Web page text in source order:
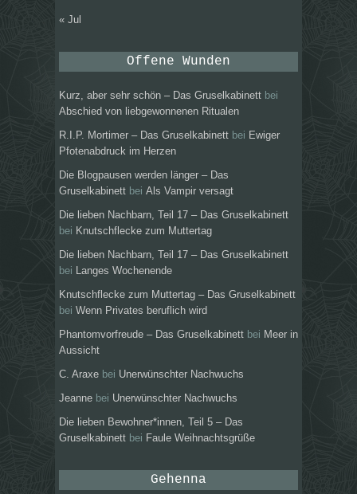
« Jul
Offene Wunden
Kurz, aber sehr schön – Das Gruselkabinett bei
Abschied von liebgewonnenen Ritualen
R.I.P. Mortimer – Das Gruselkabinett bei Ewiger
Pfotenabdruck im Herzen
Die Blogpausen werden länger – Das
Gruselkabinett bei Als Vampir versagt
Die lieben Nachbarn, Teil 17 – Das Gruselkabinett
bei Knutschflecke zum Muttertag
Die lieben Nachbarn, Teil 17 – Das Gruselkabinett
bei
Langes Wochenende
Knutschflecke zum Muttertag – Das Gruselkabinett
bei Wenn Privates beruflich wird
Phantomvorfreude – Das Gruselkabinett bei Meer in
Aussicht
C. Araxe bei Unerwünschter Nachwuchs
Jeanne bei Unerwünschter Nachwuchs
Die lieben Bewohner*innen, Teil 5 – Das
Gruselkabinett bei Faule Weihnachtsgrüße
Gehenna